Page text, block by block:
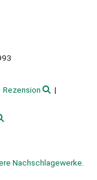
Rezension
Nachschlagewerke.